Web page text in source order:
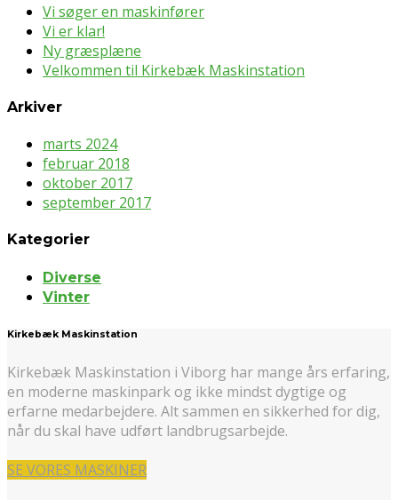
Vi søger en maskinfører
Vi er klar!
Ny græsplæne
Velkommen til Kirkebæk Maskinstation
Arkiver
marts 2024
februar 2018
oktober 2017
september 2017
Kategorier
Diverse
Vinter
Kirkebæk Maskinstation
Kirkebæk Maskinstation i Viborg har mange års erfaring,
en moderne maskinpark og ikke mindst dygtige og
erfarne medarbejdere. Alt sammen en sikkerhed for dig,
når du skal have udført landbrugsarbejde.
SE VORES MASKINER